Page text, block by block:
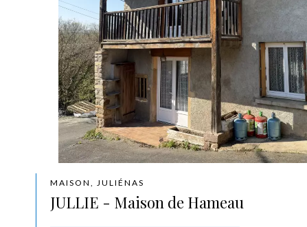
MAISON, JULIÉNAS
JULLIE - Maison de Hameau